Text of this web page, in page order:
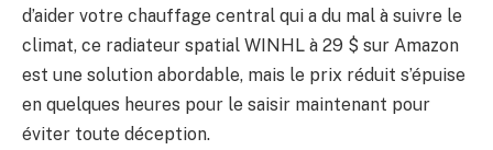
d’aider votre chauffage central qui a du mal à suivre le
climat, ce radiateur spatial WINHL à 29 $ sur Amazon
est une solution abordable, mais le prix réduit s’épuise
en quelques heures pour le saisir maintenant pour
éviter toute déception.